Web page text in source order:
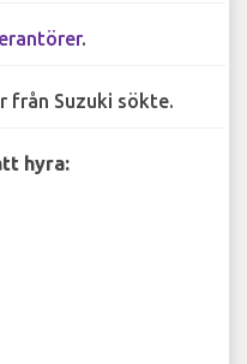
.
från Suzuki sökte.
hyra: